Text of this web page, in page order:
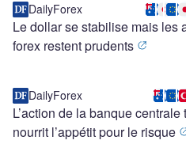
DailyForex
Le dollar se stabilise mais les
forex restent prudents
DailyForex
L’action de la banque centrale
nourrit l’appétit pour le risque